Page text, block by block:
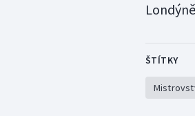
ŠTÍTKY